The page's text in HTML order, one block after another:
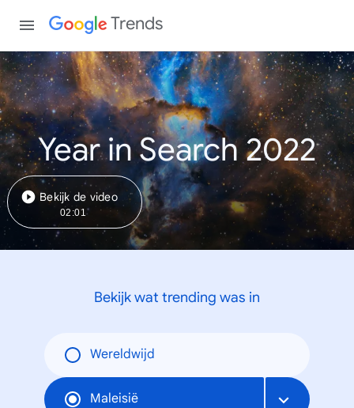
Trends
Year in Search 2022
Bekijk de video
02:01
Bekijk wat trending was in
Wereldwijd
Maleisië